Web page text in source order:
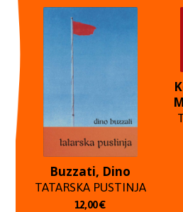
Buzzati, Dino
TATARSKA PUSTINJA
12,00€